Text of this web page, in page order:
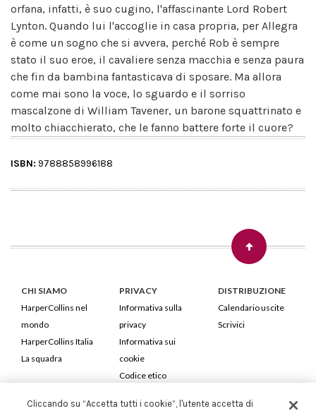
orfana, infatti, è suo cugino, l'affascinante Lord Robert
Lynton. Quando lui l'accoglie in casa propria, per Allegra
è come un sogno che si avvera, perché Rob è sempre
stato il suo eroe, il cavaliere senza macchia e senza paura
che fin da bambina fantasticava di sposare. Ma allora
come mai sono la voce, lo sguardo e il sorriso
mascalzone di William Tavener, un barone squattrinato e
molto chiacchierato, che le fanno battere forte il cuore?
ISBN: 9788858996188
CHI SIAMO
HarperCollins nel
mondo
HarperCollins Italia
La squadra
PRIVACY
Informativa sulla
privacy
Informativa sui
cookie
Codice etico
DISTRIBUZIONE
Calendario uscite
Scrivici
Cliccando su “Accetta tutti i cookie”, l'utente accetta di